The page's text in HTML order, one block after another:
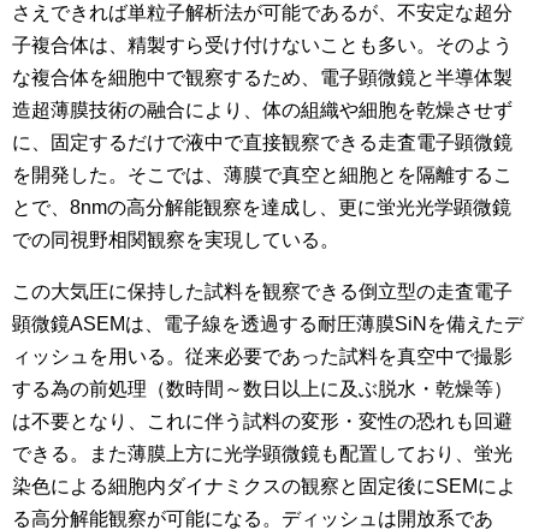
さえできれば単粒子解析法が可能であるが、不安定な超分
子複合体は、精製すら受け付けないことも多い。そのよう
な複合体を細胞中で観察するため、電子顕微鏡と半導体製
造超薄膜技術の融合により、体の組織や細胞を乾燥させず
に、固定するだけで液中で直接観察できる走査電子顕微鏡
を開発した。そこでは、薄膜で真空と細胞とを隔離するこ
とで、8nmの高分解能観察を達成し、更に蛍光光学顕微鏡
での同視野相関観察を実現している。
この大気圧に保持した試料を観察できる倒立型の走査電子
顕微鏡ASEMは、電子線を透過する耐圧薄膜SiNを備えたデ
ィッシュを用いる。従来必要であった試料を真空中で撮影
する為の前処理（数時間～数日以上に及ぶ脱水・乾燥等）
は不要となり、これに伴う試料の変形・変性の恐れも回避
できる。また薄膜上方に光学顕微鏡も配置しており、蛍光
染色による細胞内ダイナミクスの観察と固定後にSEMによ
る高分解能観察が可能になる。ディッシュは開放系であ